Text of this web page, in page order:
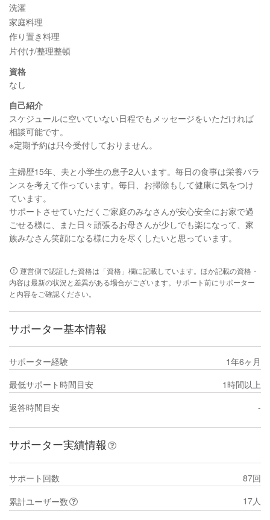
洗濯
家庭料理
作り置き料理
片付け/整理整頓
資格
なし
自己紹介
スケジュールに空いていない日程でもメッセージをいただければ
相談可能です。
※定期予約は只今受付しておりません。
主婦歴15年、夫と小学生の息子2人います。毎日の食事は栄養バラ
ンスを考えて作っています。毎日、お掃除もして健康に気をつけ
ています。
サポートさせていただくご家庭のみなさんが安心安全にお家で過
ごせる様に、また日々頑張るお母さんが少しでも楽になって、家
族みなさん笑顔になる様に力を尽くしたいと思っています。
運営側で認証した資格は「資格」欄に記載しています。ほか記載の資格・
内容は最新の状況と差異がある場合がございます。サポート前にサポーター
と内容をご確認ください。
サポーター基本情報
サポーター経験
1年6ヶ月
最低サポート時間目安
1時間以上
返答時間目安
-
サポーター実績情報
サポート回数
87回
累計ユーザー数
17人